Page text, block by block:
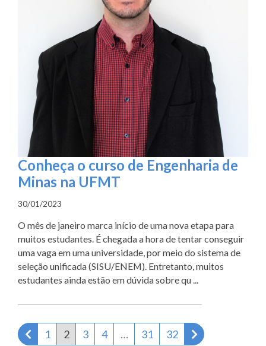
Conheça o curso de Engenharia de
Minas na UFMT
30/01/2023
O mês de janeiro marca início de uma nova etapa para
muitos estudantes. É chegada a hora de tentar conseguir
uma vaga em uma universidade, por meio do sistema de
seleção unificada (SISU/ENEM). Entretanto, muitos
estudantes ainda estão em dúvida sobre qu ...
Página anterior
1 2 3 4 … 31 32 Próxima